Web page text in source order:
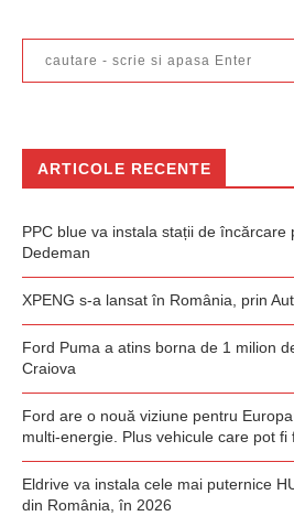
ARTICOLE RECENTE
PPC blue va instala stații de încărcare
Dedeman
XPENG s-a lansat în România, prin
Ford Puma a atins borna de 1 milion
Craiova
Ford are o nouă viziune pentru
multi-energie. Plus vehicule care pot fi
Eldrive va instala cele mai puternice
din România, în 2026